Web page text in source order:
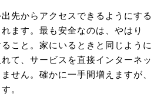
先からアクセスできるようにする
ます。最も安全なのは、やはり
こと。家にいるときと同じように
て、サービスを直接インターネッ
せん。確かに一手間増えますが、
。